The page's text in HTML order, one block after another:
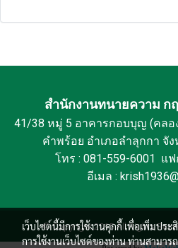
สำนักงานทนายความ
41/38 หมู่ 5 อาคารกอบบุญ (คลอ
คำพร้อย อำเภอลำลุกกา จั
โทร : 081-559-6001 แ
อีเมล :
© Copyright 2015 All Rights
เว็บไซต์นี้มีการใช้งานคุกกี้ เพื่อเพิ่มปร
การใช้งานเว็บไซต์ของท่าน ท่านสามาร